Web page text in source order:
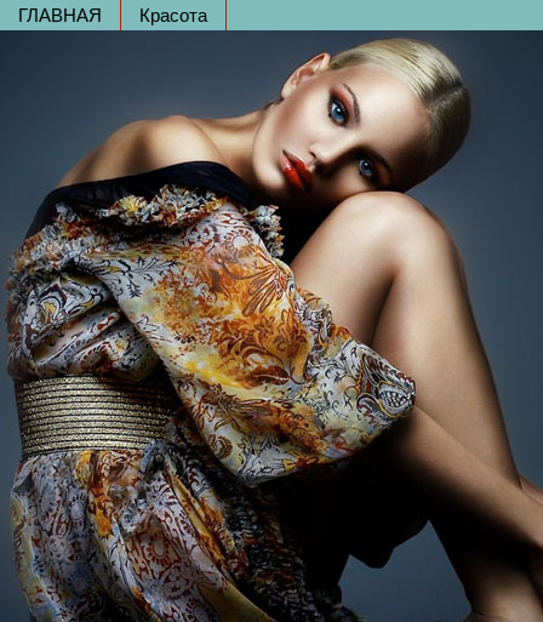
ГЛАВНАЯ Красота